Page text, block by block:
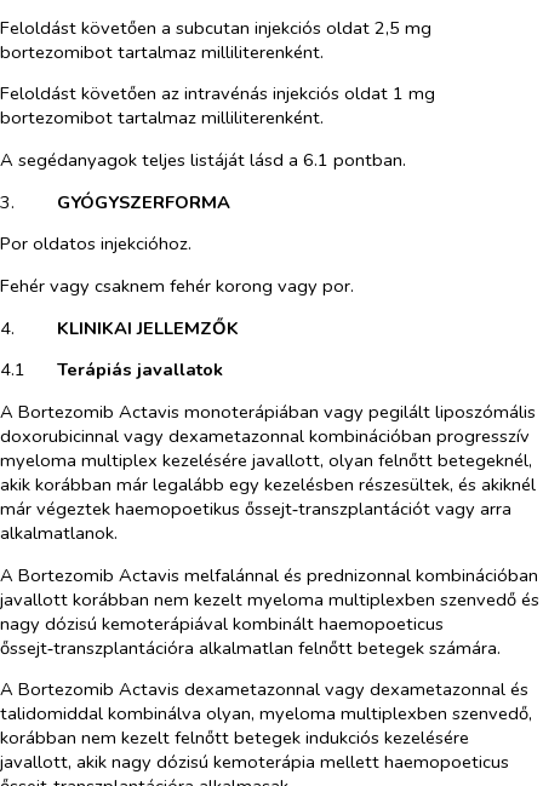
Feloldást követően a subcutan injekciós oldat 2,5 mg
bortezomibot tartalmaz milliliterenként.
Feloldást követően az intravénás injekciós oldat 1 mg
bortezomibot tartalmaz milliliterenként.
A segédanyagok teljes listáját lásd a 6.1 pontban.
3.​
GYÓGYSZERFORMA
Por oldatos injekcióhoz.
Fehér vagy csaknem fehér korong vagy por.
4.​
KLINIKAI JELLEMZŐK
4.1​
Terápiás javallatok
A Bortezomib Actavis monoterápiában vagy pegilált liposzómális
doxorubicinnal vagy dexametazonnal kombinációban progresszív
myeloma multiplex kezelésére javallott, olyan felnőtt betegeknél,
akik korábban már legalább egy kezelésben részesültek, és akiknél
már végeztek haemopoetikus őssejt‑transzplantációt vagy arra
alkalmatlanok.
A Bortezomib Actavis melfalánnal és prednizonnal kombinációban
javallott korábban nem kezelt myeloma multiplexben szenvedő és
nagy dózisú kemoterápiával kombinált haemopoeticus
őssejt‑transzplantációra alkalmatlan felnőtt betegek számára.
A Bortezomib Actavis dexametazonnal vagy dexametazonnal és
talidomiddal kombinálva olyan, myeloma multiplexben szenvedő,
korábban nem kezelt felnőtt betegek indukciós kezelésére
javallott, akik nagy dózisú kemoterápia mellett haemopoeticus